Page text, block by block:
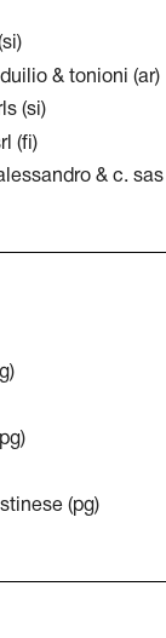
& tonioni (ar)
(si)
(fi)
& c. sas
(pg)